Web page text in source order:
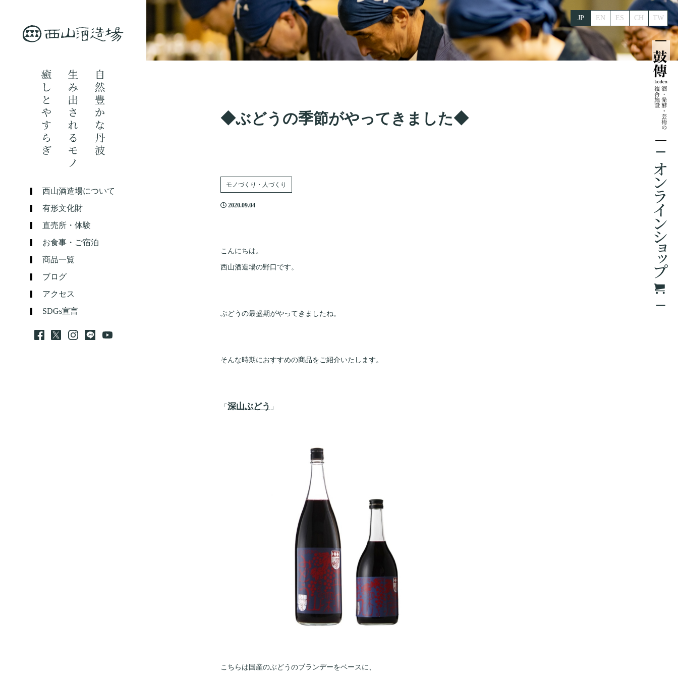
西山酒造場について
有形文化財
直売所・体験
お食事・ご宿泊
商品一覧
ブログ
アクセス
SDGs宣言
EN ES
JP CH TW
◆ぶどうの季節がやってきました◆
モノづくり・人づくり
2020.09.04
こんにちは。
西山酒造場の野口です。
ぶどうの最盛期がやってきましたね。
そんな時期におすすめの商品をご紹介いたします。
「 深山ぶどう 」
こちらは国産のぶどうのブランデーをベースに、